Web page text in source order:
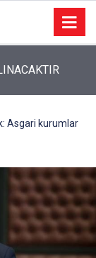
Asgari kurumlar